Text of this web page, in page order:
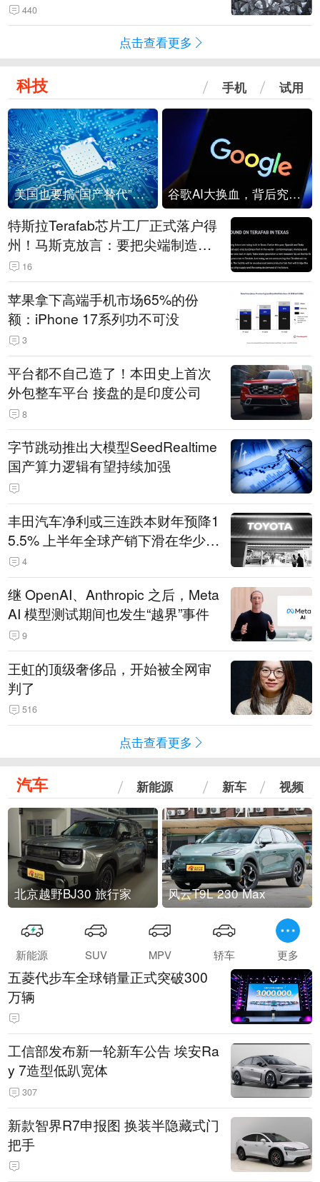
440
点击查看更多
科技 手机 试用
美国也要搞“国产替代”？先算清三笔账 谷歌AI大换血，背后究竟发生了什么？
特斯拉Terafab芯片工厂正式落户得
州！马斯克放言：要把尖端制造带
回美国
16
苹果拿下高端手机市场65%的份
额：iPhone 17系列功不可没
3
平台都不自己造了！本田史上首次
外包整车平台 接盘的是印度公司
8
字节跳动推出大模型SeedRealtime
国产算力逻辑有望持续加强
丰田汽车净利或三连跌本财年预降1
5.5% 上半年全球产销下滑在华少卖
14.3万辆
4
继 OpenAI、Anthropic 之后，Meta
AI 模型测试期间也发生“越界”事件
9
王虹的顶级奢侈品，开始被全网审
判了
516
点击查看更多
汽车 新能源 新车 视频
北京越野BJ30 旅行家 风云T9L 230 Max
新能源 SUV MPV 轿车 更多
五菱代步车全球销量正式突破300
万辆
工信部发布新一轮新车公告 埃安Ra
y 7造型低趴宽体
307
新款智界R7申报图 换装半隐藏式门
把手